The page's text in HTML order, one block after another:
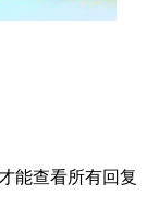
能查看所有回复